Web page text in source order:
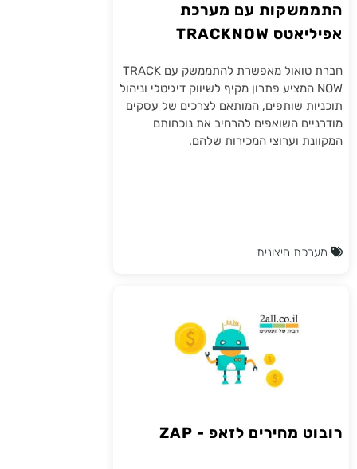
התממשקות עם מערכת
אפיליאטס TRACKNOW
חברת טואול מאפשרת להתממשק עם TRACK
NOW המציע פתרון מקיף לשיווק דיגיטלי וניהול
תוכניות שותפים, המותאם לצרכים של עסקים
מודרניים השואפים להרחיב את נוכחותם
המקוונת וערוצי המכירות שלהם.
מערכת חיצונית
רובוט מחירים לזאפ - ZAP